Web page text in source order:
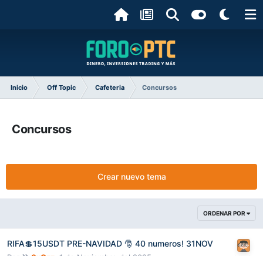
Inicio Off Topic Cafeteria Concursos
Concursos
Crear nuevo tema
ORDENAR POR
RIFA💲15USDT PRE-NAVIDAD 🎅 40 numeros! 31NOV